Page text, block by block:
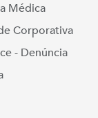
Médica
Corporativa
- Denúncia